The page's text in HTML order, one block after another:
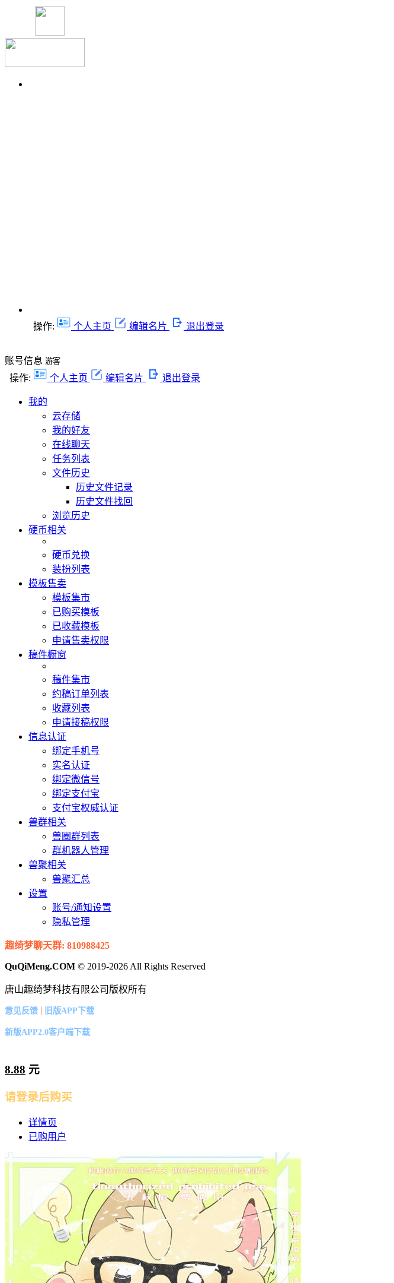
操作: 个人主页 编辑名片 退出登录
账号信息 游客
操作: 个人主页 编辑名片 退出登录
我的
云存储
我的好友
在线聊天
任务列表
文件历史
历史文件记录
历史文件找回
浏览历史
硬币相关
硬币兑换
装扮列表
模板售卖
模板集市
已购买模板
已收藏模板
申请售卖权限
稿件橱窗
稿件集市
约稿订单列表
收藏列表
申请接稿权限
信息认证
绑定手机号
实名认证
绑定微信号
绑定支付宝
支付宝权威认证
兽群相关
兽圈群列表
群机器人管理
兽聚相关
兽聚汇总
设置
账号/通知设置
隐私管理
趣绮梦聊天群: 810988425
QuQiMeng.COM © 2019-2026 All Rights Reserved
唐山趣绮梦科技有限公司版权所有
意见反馈 | 旧版APP下载
新版APP2.0客户端下载
8.88 元
请登录后购买
详情页
已购用户